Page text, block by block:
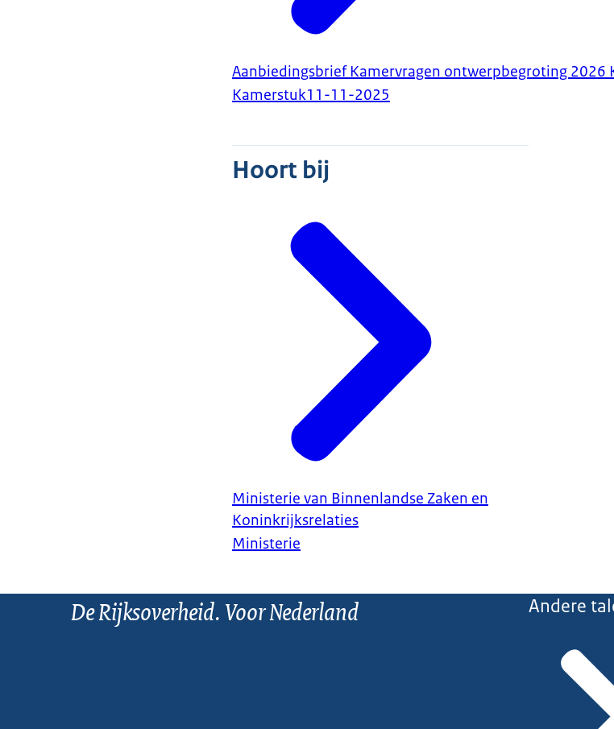
Aanbiedingsbrief Kamervragen ontwerpbegroting 2026
Kamerstuk11-11-2025
Hoort bij
Ministerie van Binnenlandse Zaken en
Koninkrijksrelaties
Ministerie
De Rijksoverheid. Voor Nederland Andere